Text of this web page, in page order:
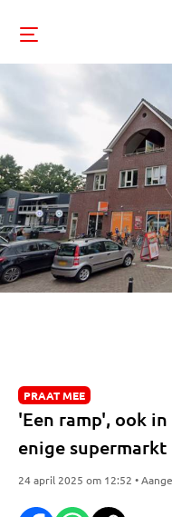
PRAAT MEE
'Een ramp', ook
enige supermarkt
24 april 2025 om 12:52 •